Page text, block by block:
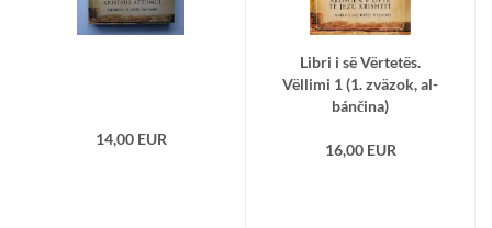
14,00 EUR
Libri i së Vërtetës.
Vëllimi 1 (1. zvä­zok, al­
bán­či­na)
16,00 EUR